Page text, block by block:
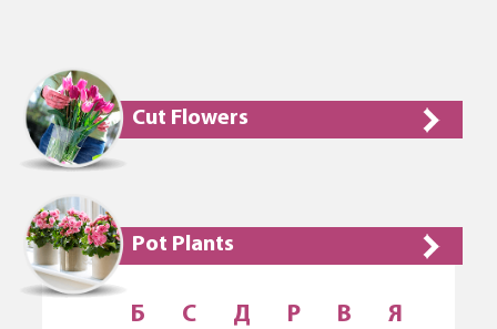
Cut Flowers
Pot Plants
Б C Д Р В
Я